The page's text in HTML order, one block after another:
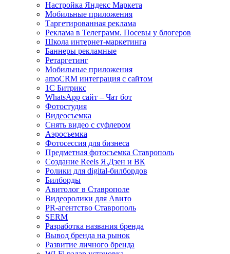
Настройка Яндекс Маркета
Мобильные приложения
Таргетированная реклама
Реклама в Телеграмм. Посевы у блогеров
Школа интернет-маркетинга
Баннеры рекламные
Ретаргетинг
Мобильные приложения
amoCRM интеграция с сайтом
1С Битрикс
WhatsApp сайт – Чат бот
Фотостудия
Видеосъемка
Снять видео с суфлером
Аэросъемка
Фотосессия для бизнеса
Предметная фотосъемка Ставрополь
Создание Reels Я.Дзен и ВК
Ролики для digital-билбордов
Билборды
Авитолог в Ставрополе
Видеоролики для Авито
PR-агентство Ставрополь
SERM
Разработка названия бренда
Вывод бренда на рынок
Развитие личного бренда